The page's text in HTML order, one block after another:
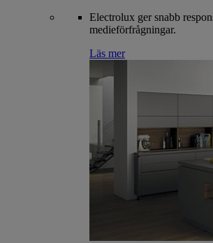
Electrolux ger snabb
medieförfrågningar.
Läs mer